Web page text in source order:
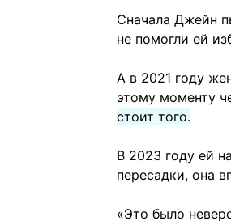
Сначала Джейн
не помогли ей
А в 2021 году
этому моменту
стоит того.
В 2023 году ей
пересадки, она
«Это было